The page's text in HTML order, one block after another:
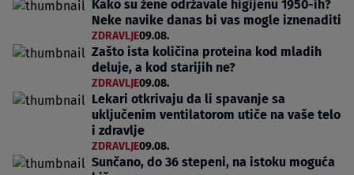
Kako su žene održavale higijenu 1950-ih?
Neke navike danas bi vas mogle iznenaditi
ZDRAVLJE09.08.
Zašto ista količina proteina kod mladih
deluje, a kod starijih ne?
ZDRAVLJE09.08.
Lekari otkrivaju da li spavanje sa
uključenim ventilatorom utiče na vaše telo
i zdravlje
ZDRAVLJE09.08.
Sunčano, do 36 stepeni, na istoku moguća